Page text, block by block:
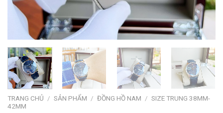
TRANG CHỦ / SẢN PHẨM / ĐỒNG HỒ NAM / SIZE TRUNG 38MM-
42MM